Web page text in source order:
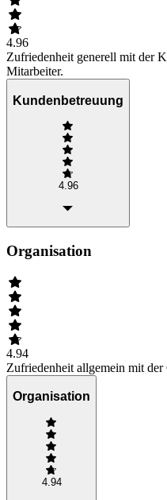
4.96
Zufriedenheit generell mit der
Mitarbeiter.
Kundenbetreuung
4.96
Organisation
4.94
Zufriedenheit allgemein mit
Organisation
4.94